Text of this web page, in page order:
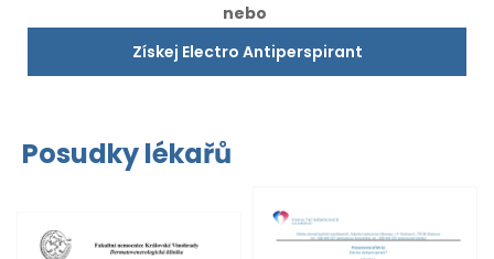
nebo
Získej Electro Antiperspirant
Posudky lékařů